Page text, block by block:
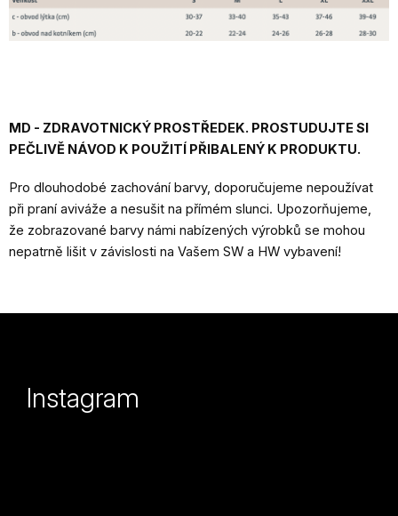
MD - ZDRAVOTNICKÝ PROSTŘEDEK. PROSTUDUJTE SI
PEČLIVĚ NÁVOD K POUŽITÍ PŘIBALENÝ K PRODUKTU.
Pro dlouhodobé zachování barvy, doporučujeme nepoužívat
při praní aviváže a nesušit na přímém slunci. Upozorňujeme,
že zobrazované barvy námi nabízených výrobků se mohou
nepatrně lišit v závislosti na Vašem SW a HW vybavení!
Instagram